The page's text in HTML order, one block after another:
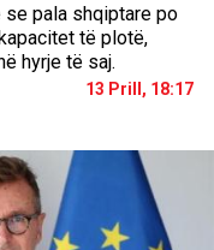
se pala shqiptare po
të plotë,
hyrje të saj.
13 Prill, 18:17